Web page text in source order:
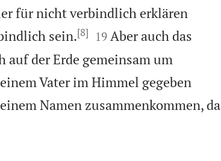
für nicht verbindlich erklären
sein.[8]
19 Aber auch das
auf der Erde gemeinsam um
Vater im Himmel gegeben
Namen zusammenkommen, da